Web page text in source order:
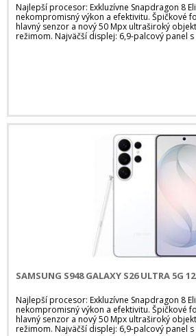
Najlepší procesor: Exkluzívne Snapdragon 8
nekompromisný výkon a efektivitu. Špičkové
hlavný senzor a nový 50 Mpx ultraširoký
režimom. Najväčší displej: 6,9-palcový panel
SAMSUNG S948 GALAXY S26 ULTRA 5G
Najlepší procesor: Exkluzívne Snapdragon 8
nekompromisný výkon a efektivitu. Špičkové
hlavný senzor a nový 50 Mpx ultraširoký
režimom. Najväčší displej: 6,9-palcový panel